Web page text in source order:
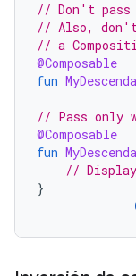
// Don't pass
// Also, don't
// a
@Composable
fun
// Pass only
@Composable
fun
//
}